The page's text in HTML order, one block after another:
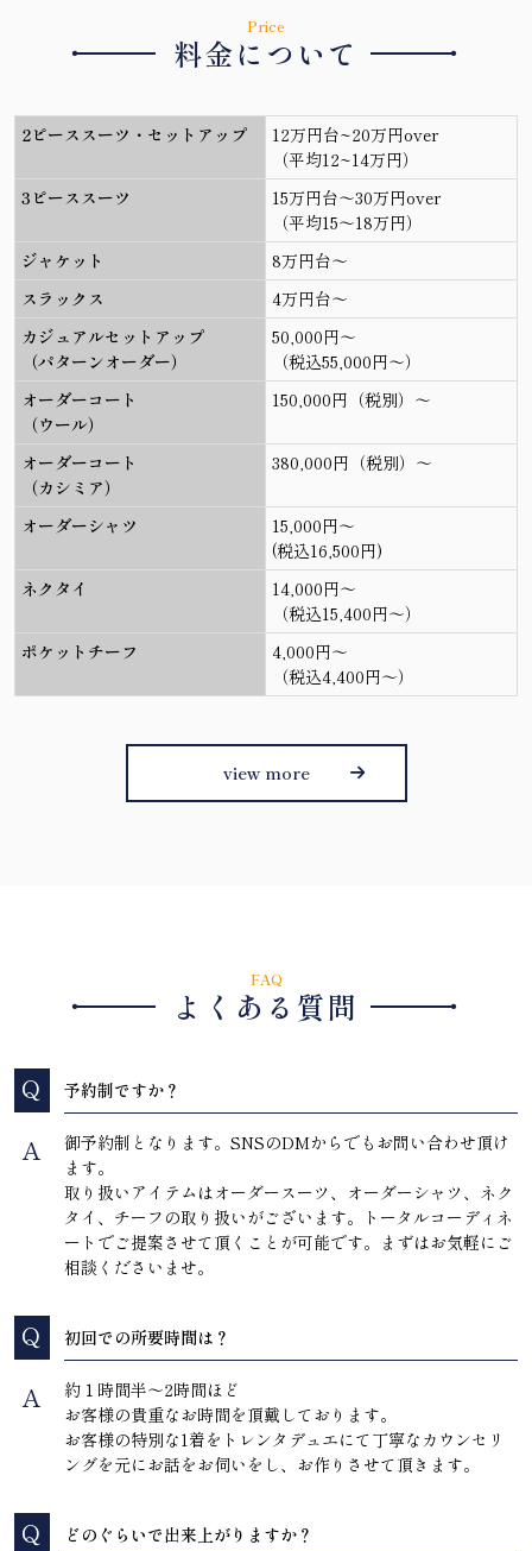
Price
・ 料金について ・
2ピーススーツ・セットアップ
12万円台~20万円over
（平均12~14万円）
3ピーススーツ
15万円台〜30万円over
（平均15〜18万円）
ジャケット
8万円台〜
スラックス
4万円台〜
カジュアルセットアップ
（パターンオーダー）
50,000円〜
（税込55,000円〜）
オーダーコート
（ウール）
150,000円（税別）〜
オーダーコート
（カシミア）
380,000円（税別）〜
オーダーシャツ
15,000円〜
(税込16,500円)
ネクタイ
14,000円〜
（税込15,400円〜）
ポケットチーフ
4,000円〜
（税込4,400円〜）
view more
FAQ
・ よくある質問 ・
Q 予約制ですか？
A
御予約制となります。SNSのDMからでもお問い合わせ頂け
ます。
取り扱いアイテムはオーダースーツ、オーダーシャツ、ネク
タイ、チーフの取り扱いがございます。トータルコーディネ
ートでご提案させて頂くことが可能です。まずはお気軽にご
相談くださいませ。
Q 初回での所要時間は？
A
約１時間半〜2時間ほど
お客様の貴重なお時間を頂戴しております。
お客様の特別な1着をトレンタデュエにて丁寧なカウンセリ
ングを元にお話をお伺いをし、お作りさせて頂きます。
Q どのぐらいで出来上がりますか？